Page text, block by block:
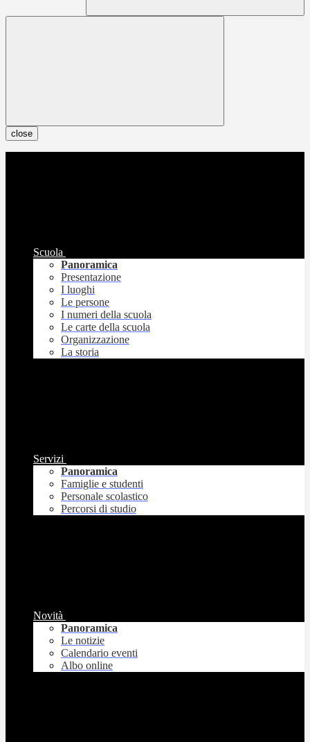
close
Scuola
Panoramica
Presentazione
I luoghi
Le persone
I numeri della scuola
Le carte della scuola
Organizzazione
La storia
Servizi
Panoramica
Famiglie e studenti
Personale scolastico
Percorsi di studio
Novità
Panoramica
Le notizie
Calendario eventi
Albo online